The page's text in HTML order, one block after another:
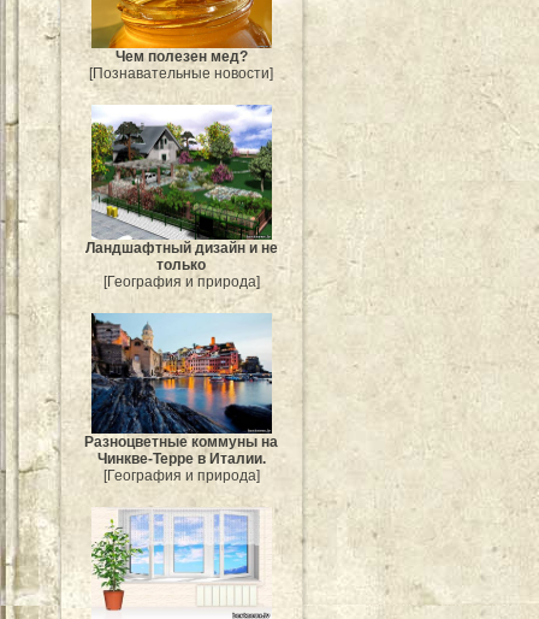
Чем полезен мед?
[Познавательные новости]
Ландшафтный дизайн и не
только
[География и природа]
Разноцветные коммуны на
Чинкве-Терре в Италии.
[География и природа]